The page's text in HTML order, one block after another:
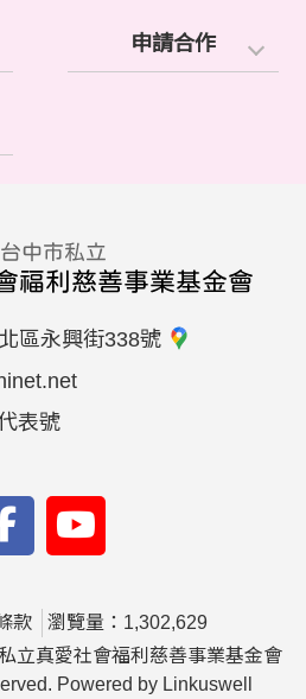
申請合作
區永興街338號
表號
款
瀏覽量：1,302,629
立真愛社會福利慈善事業基金會
Powered by Linkuswell